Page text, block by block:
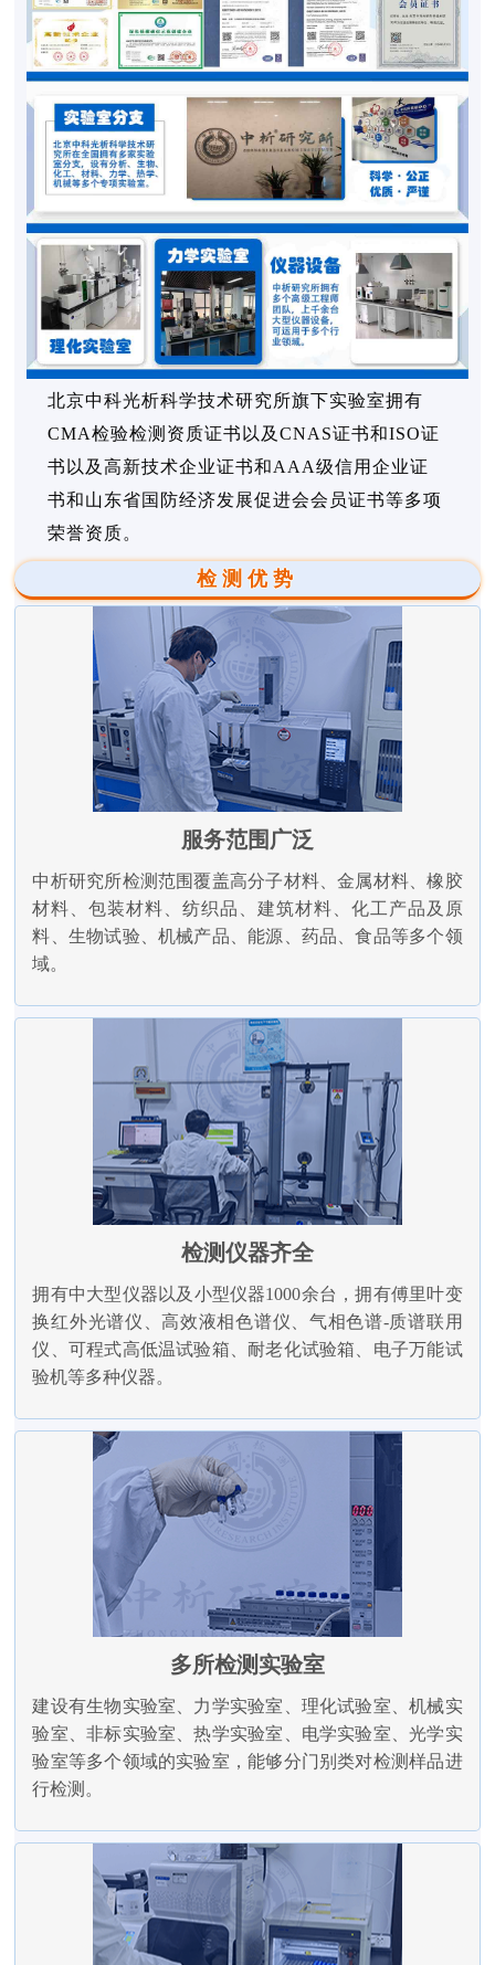
北京中科光析科学技术研究所旗下实验室拥有
CMA检验检测资质证书以及CNAS证书和ISO证
书以及高新技术企业证书和AAA级信用企业证
书和山东省国防经济发展促进会会员证书等多项
荣誉资质。
检测优势
服务范围广泛
中析研究所检测范围覆盖高分子材料、金属材料、橡胶
材料、包装材料、纺织品、建筑材料、化工产品及原
料、生物试验、机械产品、能源、药品、食品等多个领
域。
检测仪器齐全
拥有中大型仪器以及小型仪器1000余台，拥有傅里叶变
换红外光谱仪、高效液相色谱仪、气相色谱-质谱联用
仪、可程式高低温试验箱、耐老化试验箱、电子万能试
验机等多种仪器。
多所检测实验室
建设有生物实验室、力学实验室、理化试验室、机械实
验室、非标实验室、热学实验室、电学实验室、光学实
验室等多个领域的实验室，能够分门别类对检测样品进
行检测。